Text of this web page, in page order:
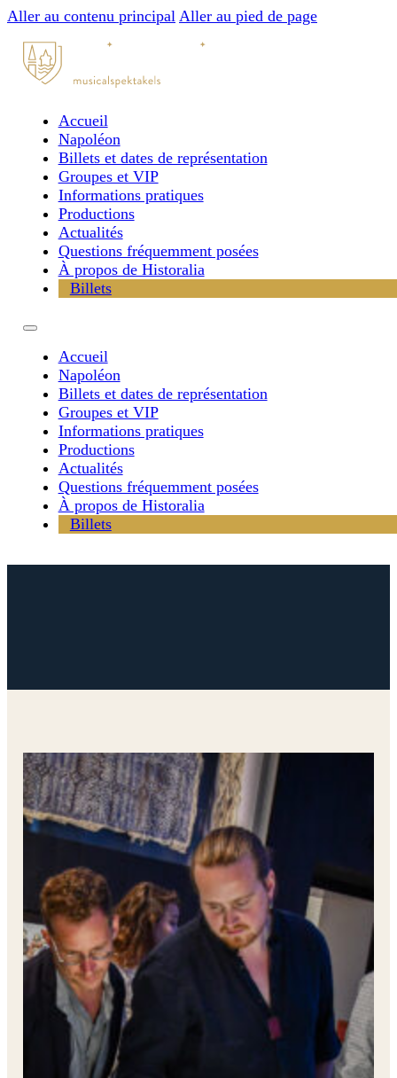
Aller au contenu principal Aller au pied de page
Accueil
Napoléon
Billets et dates de représentation
Groupes et VIP
Informations pratiques
Productions
Actualités
Questions fréquemment posées
À propos de Historalia
Billets
Accueil
Napoléon
Billets et dates de représentation
Groupes et VIP
Informations pratiques
Productions
Actualités
Questions fréquemment posées
À propos de Historalia
Billets